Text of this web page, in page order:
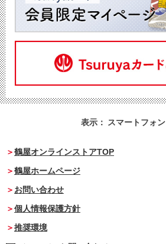
表示： スマートフォン
鶴屋オンラインストアTOP
鶴屋ホームページ
お問い合わせ
個人情報保護方針
推奨環境